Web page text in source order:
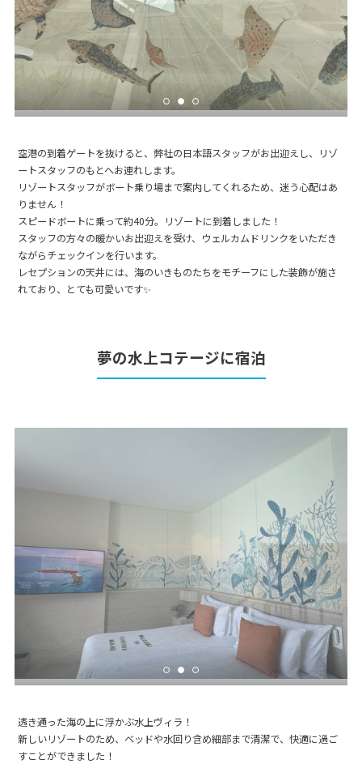
空港の到着ゲートを抜けると、弊社の日本語スタッフがお出迎えし、リゾ
ートスタッフのもとへお連れします。
リゾートスタッフがボート乗り場まで案内してくれるため、迷う心配はあ
りません！
スピードボートに乗って約40分。リゾートに到着しました！
スタッフの方々の暖かいお出迎えを受け、ウェルカムドリンクをいただき
ながらチェックインを行います。
レセプションの天井には、海のいきものたちをモチーフにした装飾が施さ
れており、とても可愛いです✨
夢の水上コテージに宿泊
透き通った海の上に浮かぶ水上ヴィラ！
新しいリゾートのため、ベッドや水回り含め細部まで清潔で、快適に過ご
すことができました！